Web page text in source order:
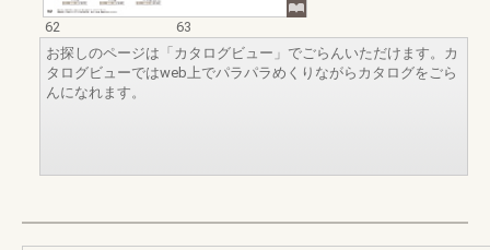
62
63
お探しのページは「カタログビュー」でごらんいただけます。カ
タログビューではweb上でパラパラめくりながらカタログをごら
んになれます。